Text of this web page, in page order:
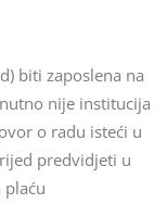
biti zaposlena na
nije institucija
o radu isteći u
predvidjeti u